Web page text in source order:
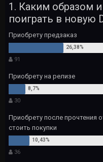
1. Каким образом
поиграть в новую
Приобрету предзаказ
91
Приобрету на релизе
30
Приобрету после прочтения
стоить покупки
36